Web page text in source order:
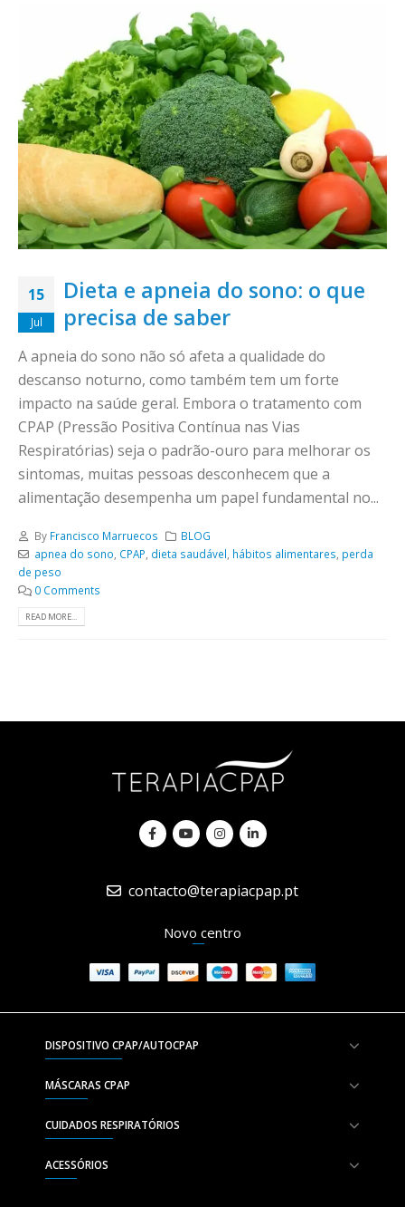
15
Jul
Dieta e apneia do sono: o que
precisa de saber
A apneia do sono não só afeta a qualidade do
descanso noturno, como também tem um forte
impacto na saúde geral. Embora o tratamento com
CPAP (Pressão Positiva Contínua nas Vias
Respiratórias) seja o padrão-ouro para melhorar os
sintomas, muitas pessoas desconhecem que a
alimentação desempenha um papel fundamental no...
By Francisco Marruecos
BLOG
apnea do sono CPAP dieta saudável hábitos alimentares perda
de peso
0 Comments
READ MORE...
contacto@terapiacpap.pt
Novo centro
DISPOSITIVO CPAP/AUTOCPAP
MÁSCARAS CPAP
CUIDADOS RESPIRATÓRIOS
ACESSÓRIOS